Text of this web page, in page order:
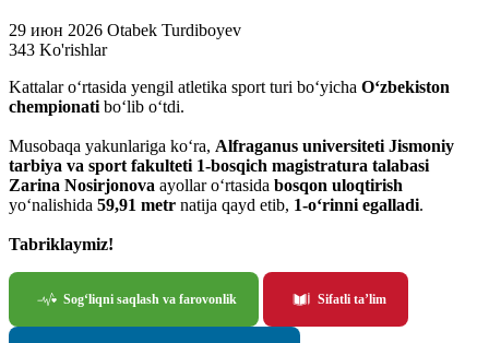
29 июн 2026 Otabek Turdiboyev
343 Ko'rishlar
Kattalar o‘rtasida yengil atletika sport turi bo‘yicha O‘zbekiston
chempionati bo‘lib o‘tdi.
Musobaqa yakunlariga ko‘ra, Alfraganus universiteti Jismoniy
tarbiya va sport fakulteti 1-bosqich magistratura talabasi
Zarina Nosirjonova ayollar o‘rtasida bosqon uloqtirish
yo‘nalishida 59,91 metr natija qayd etib, 1-o‘rinni egalladi.
Tabriklaymiz!
Sog‘liqni saqlash va farovonlik Sifatli ta’lim